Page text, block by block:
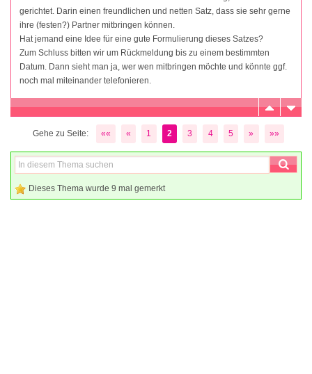
gerichtet. Darin einen freundlichen und netten Satz, dass sie sehr gerne
ihre (festen?) Partner mitbringen können.
Hat jemand eine Idee für eine gute Formulierung dieses Satzes?
Zum Schluss bitten wir um Rückmeldung bis zu einem bestimmten
Datum. Dann sieht man ja, wer wen mitbringen möchte und könnte ggf.
noch mal miteinander telefonieren.
Gehe zu Seite: «« « 1 2 3 4 5 » »»
Dieses Thema wurde 9 mal gemerkt